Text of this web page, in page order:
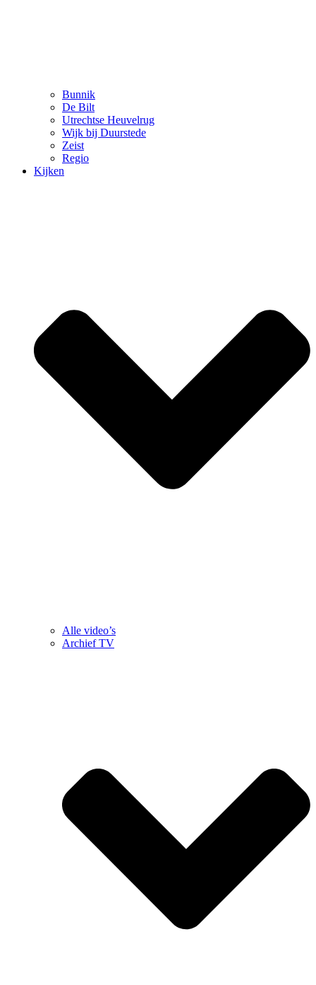
Bunnik
De Bilt
Utrechtse Heuvelrug
Wijk bij Duurstede
Zeist
Regio
Kijken
Alle video’s
Archief TV